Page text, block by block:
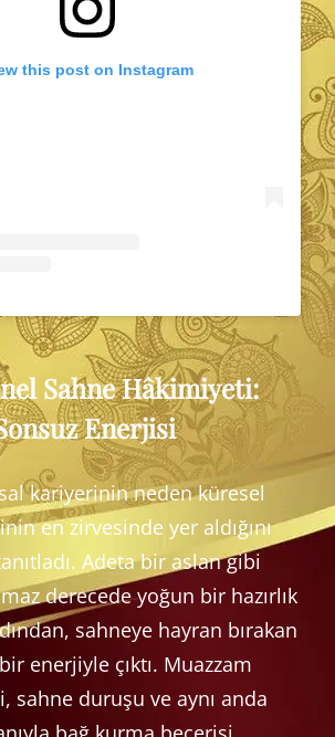
this post on Instagram
Sahne Hâkimiyeti:
Enerjisi
kariyerinin neden küresel
en zirvesinde yer aldığını
Adeta bir aslan gibi
derecede yoğun bir hazırlık
sahneye hayran bırakan
enerjiyle çıktı. Muazzam
sahne duruşu ve aynı anda